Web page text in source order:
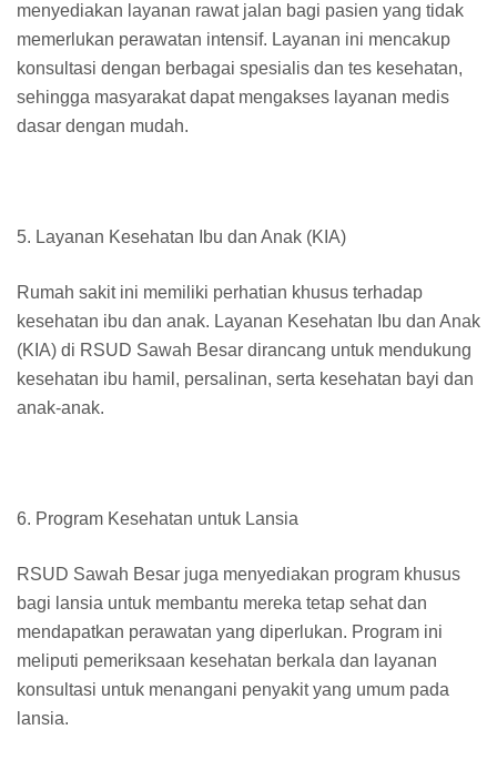
menyediakan layanan rawat jalan bagi pasien yang tidak
memerlukan perawatan intensif. Layanan ini mencakup
konsultasi dengan berbagai spesialis dan tes kesehatan,
sehingga masyarakat dapat mengakses layanan medis
dasar dengan mudah.
5. Layanan Kesehatan Ibu dan Anak (KIA)
Rumah sakit ini memiliki perhatian khusus terhadap
kesehatan ibu dan anak. Layanan Kesehatan Ibu dan Anak
(KIA) di RSUD Sawah Besar dirancang untuk mendukung
kesehatan ibu hamil, persalinan, serta kesehatan bayi dan
anak-anak.
6. Program Kesehatan untuk Lansia
RSUD Sawah Besar juga menyediakan program khusus
bagi lansia untuk membantu mereka tetap sehat dan
mendapatkan perawatan yang diperlukan. Program ini
meliputi pemeriksaan kesehatan berkala dan layanan
konsultasi untuk menangani penyakit yang umum pada
lansia.